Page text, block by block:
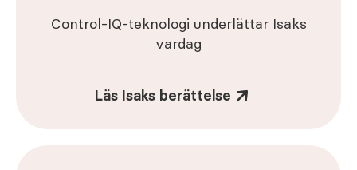
Control-IQ-teknologi underlättar Isaks
vardag
Läs Isaks berättelse